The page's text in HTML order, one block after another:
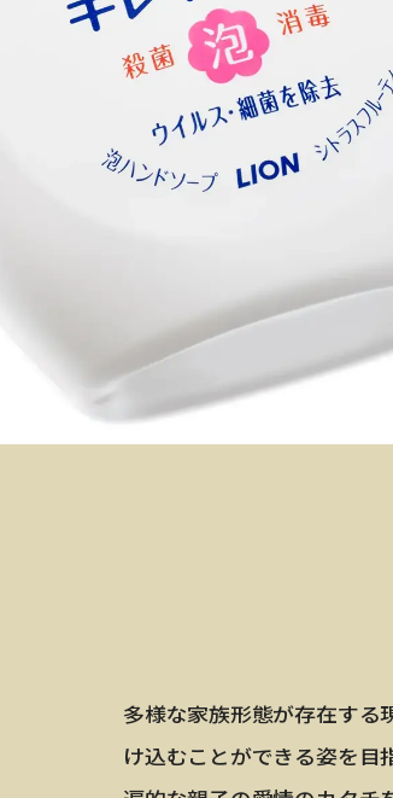
多様な家族形態が存在する
け込むことができる姿を目